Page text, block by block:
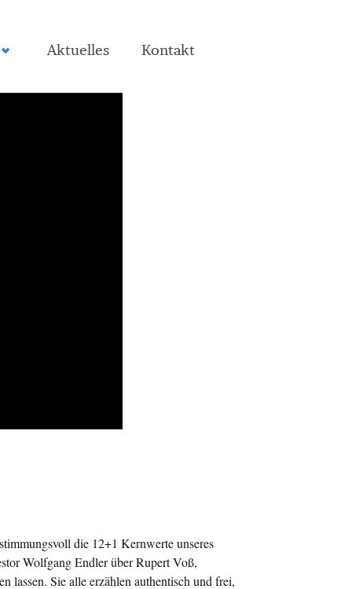
Aktuelles Kontakt
die 12+1 Kernwerte unseres
Wolfgang Endler über Rupert Voß,
lassen. Sie alle erzählen authentisch und frei,